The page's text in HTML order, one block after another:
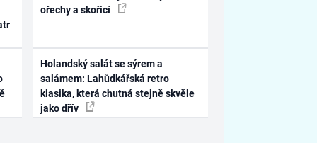
ořechy a skořicí
Holandský salát se sýrem a
salámem: Lahůdkářská retro
klasika, která chutná stejně skvěle
jako dřív